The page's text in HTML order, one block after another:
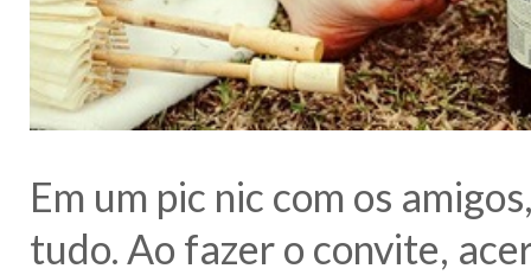
Em um pic nic com os
tudo. Ao fazer o convite,